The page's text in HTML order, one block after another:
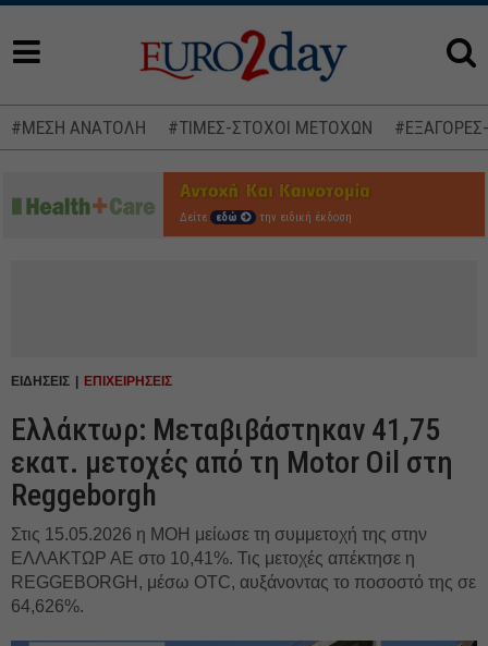
#ΜΕΣΗ ΑΝΑΤΟΛΗ #ΤΙΜΕΣ-ΣΤΟΧΟΙ ΜΕΤΟΧΩΝ
Δείτε εδώ την ειδική έκδοση
ΕΙΔΗΣΕΙΣ ΕΠΙΧΕΙΡΗΣΕΙΣ
Ελλάκτωρ: Μεταβιβάστηκαν 41,75
εκατ. μετοχές από τη Motor Oil στη
Reggeborgh
Στις 15.05.2026 η ΜΟΗ μείωσε τη συμμετοχή της στην
ΕΛΛΑΚΤΩΡ ΑΕ στο 10,41%. Τις μετοχές απέκτησε η
REGGEBORGH, μέσω OTC, αυξάνοντας το ποσοστό της σε
64,626%.